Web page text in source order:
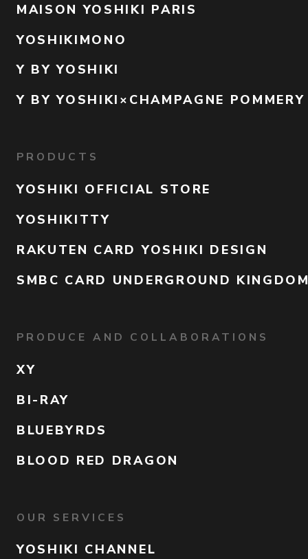
MAISON YOSHIKI PARIS
YOSHIKIMONO
Y BY YOSHIKI
Y BY YOSHIKI×CHAMPAGNE POMMERY
PRODUCTS
YOSHIKI OFFICIAL STORE
YOSHIKITTY
RAKUTEN CARD YOSHIKI DESIGN
SMBC CARD UNDERGROUND
PRODUCE AND COLLABORATIONS
XY
BI-RAY
BLUEBYRDS
BLOOD RED DRAGON
OUR SERVICES
YOSHIKI CHANNEL